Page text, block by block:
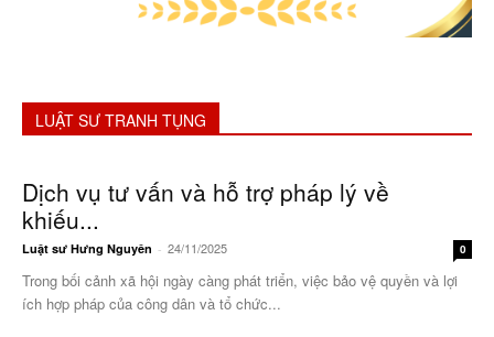
LUẬT SƯ TRANH TỤNG
Dịch vụ tư vấn và hỗ trợ pháp lý về
khiếu...
Luật sư Hưng Nguyên - 24/11/2025 0
Trong bối cảnh xã hội ngày càng phát triển, việc bảo vệ quyền và lợi
ích hợp pháp của công dân và tổ chức...